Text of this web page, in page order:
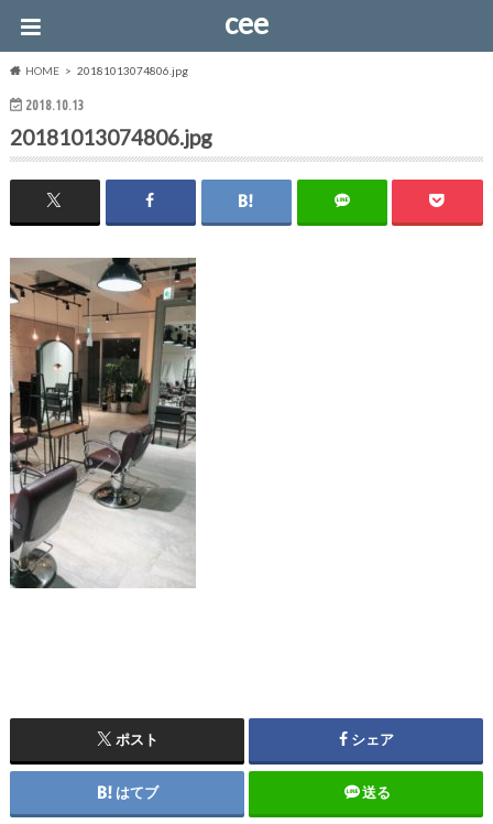
cee
HOME 20181013074806.jpg
2018.10.13
20181013074806.jpg
ポスト シェア
はてブ 送る